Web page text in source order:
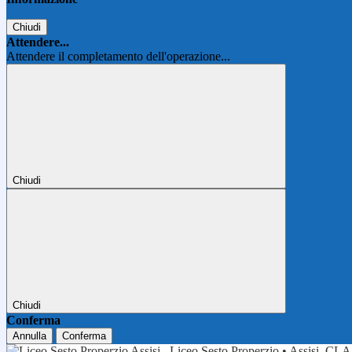
Chiudi
Attendere...
Attendere il completamento dell'operazione...
Chiudi
Chiudi
Conferma
Annulla Conferma